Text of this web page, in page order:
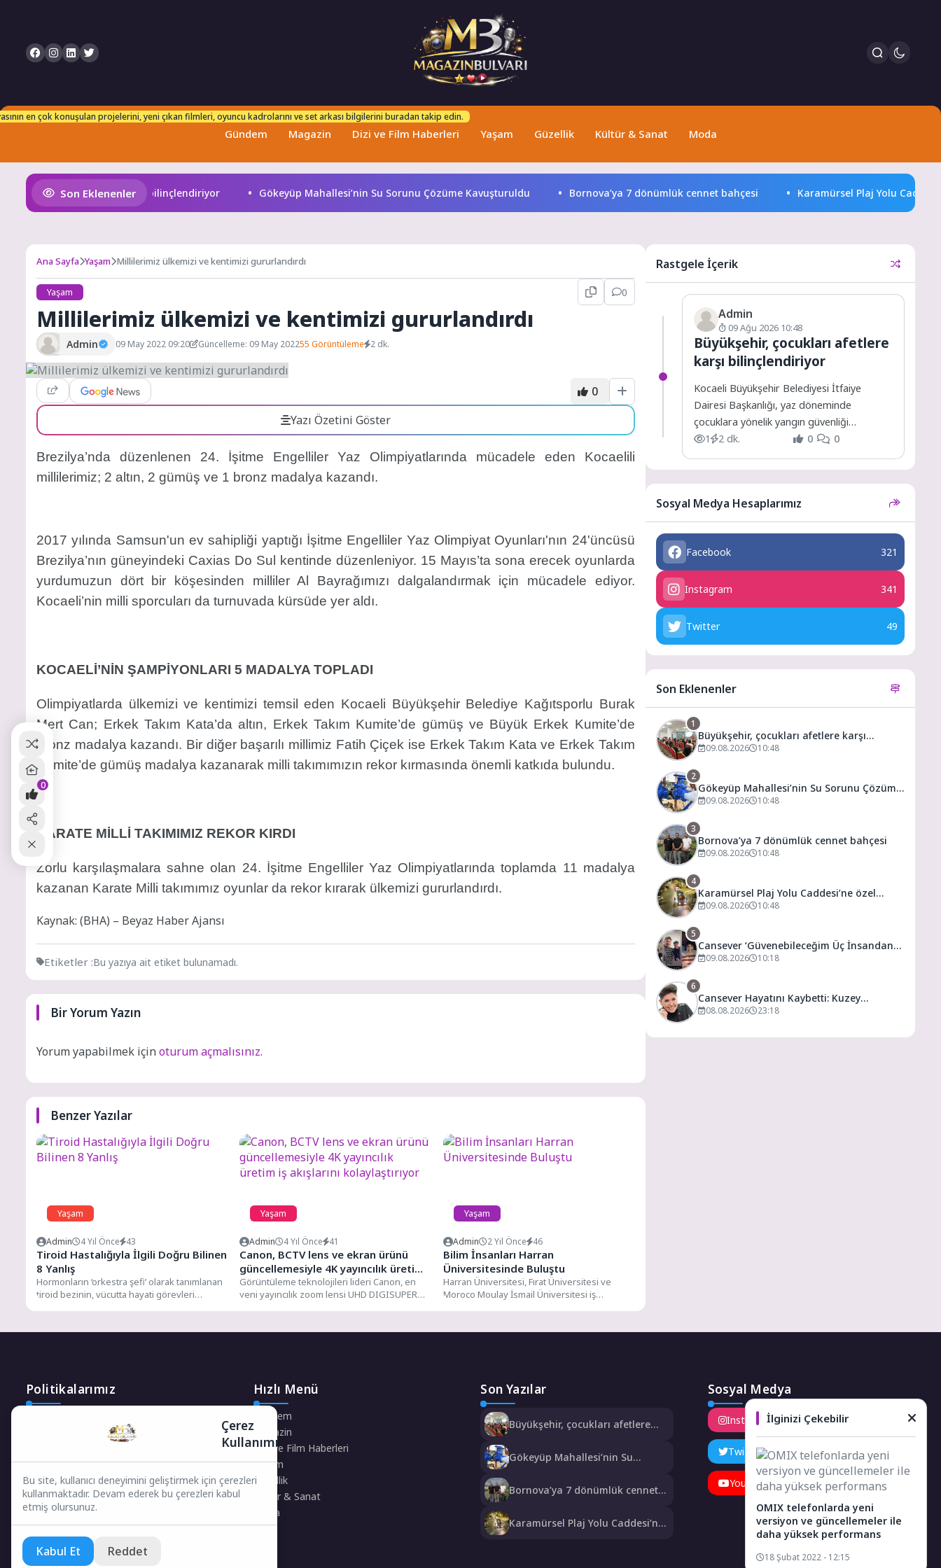
Gündem
takip edebilirsiniz. Her an taze ve güncel bilgilerle karşınızdayız!
Magazin Dizi ve Film Haberleri
en çok konuşulan projelerini, yeni çıkan filmleri, oyuncu kadrolarını ve set arkası bilgilerini buradan takip edin.
Yaşam Güzellik Kültür & Sanat Moda
Son Eklenenler
çocukları afetlere karşı bilinçlendiriyor Gökeyüp Mahallesi’nin Su Sorunu Çözüme Kavuşturuldu Bornova’ya 7 dönümlük cennet bahçesi Karamürsel Plaj Yolu
Ana Sayfa Yaşam Millilerimiz ülkemizi ve kentimizi gururlandırdı
Yaşam 0
Millilerimiz ülkemizi ve kentimizi gururlandırdı
Admin 09 May 2022 09:20 Güncelleme: 09 May 202255 Görüntüleme 2 dk.
0
Yazı Özetini Göster
Brezilya’nda düzenlenen 24. İşitme Engelliler Yaz Olimpiyatlarında mücadele eden Kocaelili
millilerimiz; 2 altın, 2 gümüş ve 1 bronz madalya kazandı.
2017 yılında Samsun'un ev sahipliği yaptığı İşitme Engelliler Yaz Olimpiyat Oyunları'nın 24'üncüsü
Brezilya’nın güneyindeki Caxias Do Sul kentinde düzenleniyor. 15 Mayıs’ta sona erecek oyunlarda
yurdumuzun dört bir köşesinden milliler Al Bayrağımızı dalgalandırmak için mücadele ediyor.
Kocaeli’nin milli sporcuları da turnuvada kürsüde yer aldı.
KOCAELİ’NİN ŞAMPİYONLARI 5 MADALYA TOPLADI
Olimpiyatlarda ülkemizi ve kentimizi temsil eden Kocaeli Büyükşehir Belediye Kağıtsporlu Burak
Mert Can; Erkek Takım Kata’da altın, Erkek Takım Kumite’de gümüş ve Büyük Erkek Kumite’de
bronz madalya kazandı. Bir diğer başarılı millimiz Fatih Çiçek ise Erkek Takım Kata ve Erkek Takım
Kumite’de gümüş madalya kazanarak milli takımımızın rekor kırmasında önemli katkıda bulundu.
KARATE MİLLİ TAKIMIMIZ REKOR KIRDI
Zorlu karşılaşmalara sahne olan 24. İşitme Engelliler Yaz Olimpiyatlarında toplamda 11 madalya
kazanan Karate Milli takımımız oyunlar da rekor kırarak ülkemizi gururlandırdı.
Kaynak: (BHA) – Beyaz Haber Ajansı
Etiketler :Bu yazıya ait etiket bulunamadı.
Bir Yorum Yazın
Yorum yapabilmek içinoturum açmalısınız.
Benzer Yazılar
Yaşam
Admin 4 Yıl Önce 43
Tiroid Hastalığıyla İlgili Doğru Bilinen
8 Yanlış
Hormonların ‘orkestra şefi’ olarak tanımlanan
tiroid bezinin, vücutta hayati görevleri
Yaşam
Admin 4 Yıl Önce 41
Canon, BCTV lens ve ekran ürünü
güncellemesiyle 4K yayıncılık üretim
iş akışlarını kolaylaştırıyor
Görüntüleme teknolojileri lideri Canon, en
yeni yayıncılık zoom lensi UHD DIGISUPER
Yaşam
Admin 2 Yıl Önce 46
Bilim İnsanları Harran
Üniversitesinde Buluştu
Harran Üniversitesi, Fırat Üniversitesi ve
Moroco Moulay İsmail Üniversitesi iş
Rastgele İçerik
Admin
09 Ağu 2026 10:48
Büyükşehir, çocukları afetlere
karşı bilinçlendiriyor
Kocaeli Büyükşehir Belediyesi İtfaiye
Dairesi Başkanlığı, yaz döneminde
çocuklara yönelik yangın güvenliği
eğitimlerini sürdürüyor.
1 2 dk. 0 0
Sosyal Medya Hesaplarımız
Facebook 321
Instagram 341
Twitter 49
Son Eklenenler
1
Büyükşehir, çocukları afetlere karşı
bilinçlendiriyor
09.08.2026 10:48
2
Gökeyüp Mahallesi’nin Su Sorunu Çözüme
Kavuşturuldu
09.08.2026 10:48
3
Bornova’ya 7 dönümlük cennet bahçesi
09.08.2026 10:48
4
Karamürsel Plaj Yolu Caddesi’ne özel
asfalt dokunuşu
09.08.2026 10:48
5
Cansever ‘Güvenebileceğim Üç İnsandan
Biri’ Demişti: Mahmut Görgen’den
09.08.2026 10:18
6
Cansever Hayatını Kaybetti: Kuzey
Makedonya’da Toprağa Verilecek
08.08.2026 23:18
Politikalarımız
Telif Hakları Politikası
Hızlı Menü
Gündem
Magazin
Dizi ve Film Haberleri
Yaşam
Güzellik
Kültür & Sanat
Moda
Son Yazılar
Büyükşehir, çocukları afetlere
Gökeyüp Mahallesi’nin Su
Bornova’ya 7 dönümlük cennet
Karamürsel Plaj Yolu Caddesi’ne
Sosyal Medya
Instagram Facebook
Twitter LinkedIn
YouTube TikTok
0
Çerez
Kullanımı
Bu site, kullanıcı deneyimini geliştirmek için çerezleri
kullanmaktadır. Devam ederek bu çerezleri kabul
etmiş olursunuz.
Kabul Et Reddet
İlginizi Çekebilir
OMIX telefonlarda yeni
versiyon ve güncellemeler ile
daha yüksek performans
18 Şubat 2022 - 12:15